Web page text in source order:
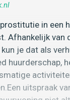
in een
Afhankelijk van
je dat als
huurderschap,
uitspraak